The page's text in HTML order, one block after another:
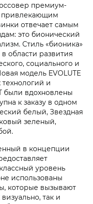
премиум-
привлекающим
отвечает самым
это бионический
Стиль «бионика»
области развития
социального и
модель EVOLUTE
и
были вдохновлены
к заказу в одном
белый, Звездная
зеленый,
в концепции
уровень
использованы
которые вызывают
так и